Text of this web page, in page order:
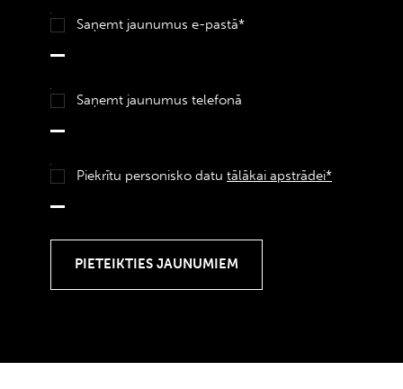
Saņemt jaunumus e-pastā*
Saņemt jaunumus telefonā
Piekrītu personisko datu tālākai apstrādei*